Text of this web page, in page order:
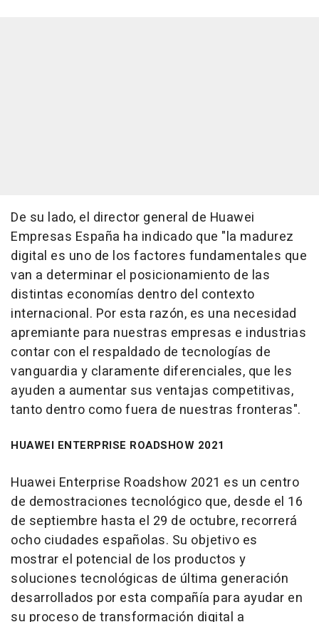
De su lado, el director general de Huawei
Empresas España ha indicado que "la madurez
digital es uno de los factores fundamentales que
van a determinar el posicionamiento de las
distintas economías dentro del contexto
internacional. Por esta razón, es una necesidad
apremiante para nuestras empresas e industrias
contar con el respaldado de tecnologías de
vanguardia y claramente diferenciales, que les
ayuden a aumentar sus ventajas competitivas,
tanto dentro como fuera de nuestras fronteras".
HUAWEI ENTERPRISE ROADSHOW 2021
Huawei Enterprise Roadshow 2021 es un centro
de demostraciones tecnológico que, desde el 16
de septiembre hasta el 29 de octubre, recorrerá
ocho ciudades españolas. Su objetivo es
mostrar el potencial de los productos y
soluciones tecnológicas de última generación
desarrollados por esta compañía para ayudar en
su proceso de transformación digital a